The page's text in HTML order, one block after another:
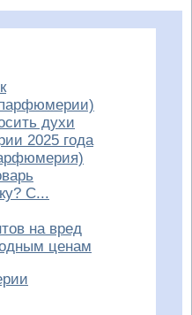
духи
2025 года
С...
на вред
ценам